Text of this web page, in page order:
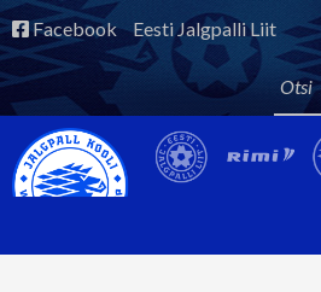
Facebook Eesti Jalgpalli Liit